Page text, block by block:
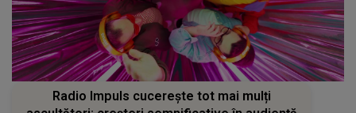
Radio Impuls cucerește tot mai mulți